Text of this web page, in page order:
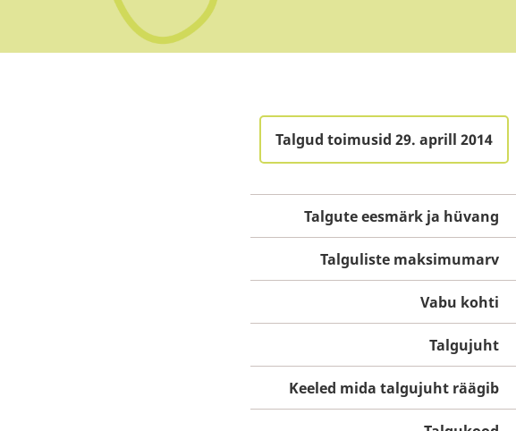
Talgud toimusid 29. aprill 2014
Talgute eesmärk ja hüvang
Talguliste maksimumarv
Vabu kohti
Talgujuht
Keeled mida talgujuht räägib